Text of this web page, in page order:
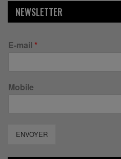
NEWSLETTER
E-mail *
Mobile
ENVOYER